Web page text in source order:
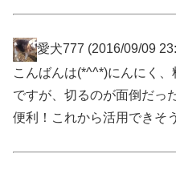
愛犬777 (2016/09/09
こんばんは(*^^*)にんにく
ですが、切るのが面倒だっ
便利！これから活用できそ